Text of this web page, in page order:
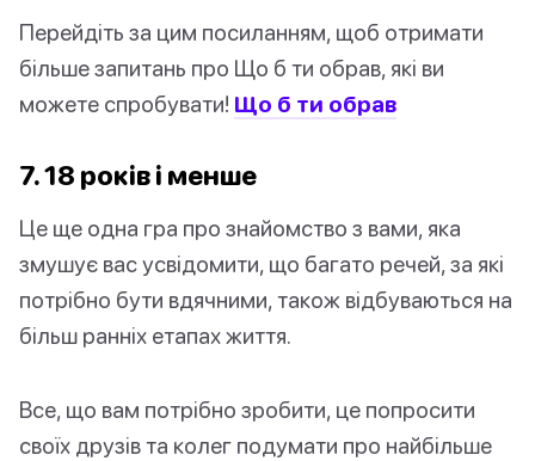
Перейдіть за цим посиланням, щоб отримати
більше запитань про Що б ти обрав, які ви
можете спробувати! Що б ти обрав
7. 18 років і менше
Це ще одна гра про знайомство з вами, яка
змушує вас усвідомити, що багато речей, за які
потрібно бути вдячними, також відбуваються на
більш ранніх етапах життя.
Все, що вам потрібно зробити, це попросити
своїх друзів та колег подумати про найбільше